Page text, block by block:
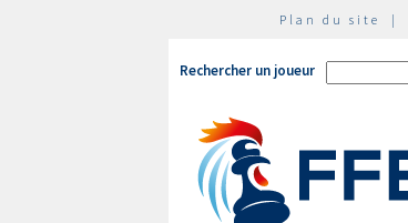
Plan du site |
Rechercher un joueur